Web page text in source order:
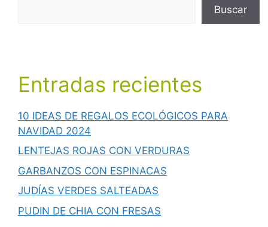
Buscar
Entradas recientes
10 IDEAS DE REGALOS ECOLÓGICOS PARA
NAVIDAD 2024
LENTEJAS ROJAS CON VERDURAS
GARBANZOS CON ESPINACAS
JUDÍAS VERDES SALTEADAS
PUDIN DE CHIA CON FRESAS